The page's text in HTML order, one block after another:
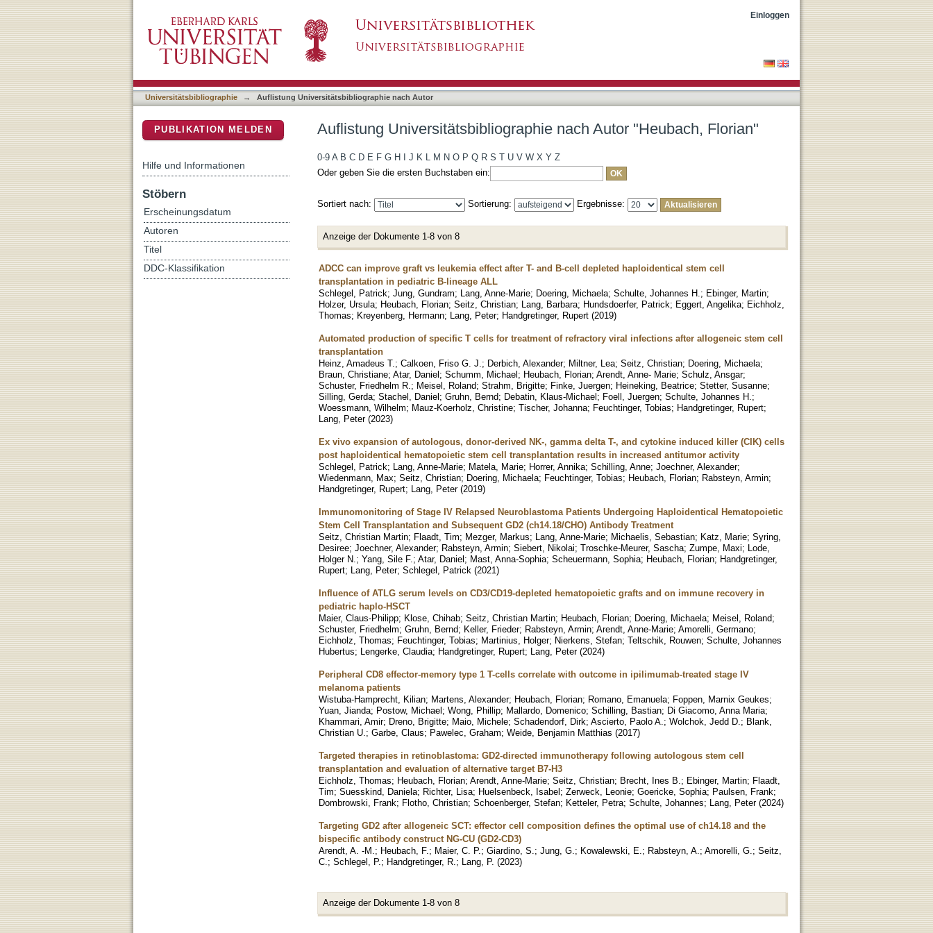
Einloggen
Universitätsbibliographie → Auflistung Universitätsbibliographie nach Autor
Auflistung Universitätsbibliographie nach Autor "Heubach, Florian"
0-9 A B C D E F G H J K L M N O P Q R S T U V W X Y Z
Oder geben Sie die ersten Buchstaben ein:
Sortiert nach: Sortierung: Ergebnisse:
Anzeige der Dokumente 1-8 von 8
ADCC can improve graft vs leukemia effect after T- and B-cell depleted haploidentical stem cell
transplantation in pediatric B-lineage ALL
Schlegel, Patrick; Jung, Gundram; Lang, Anne-Marie; Doering, Michaela; Schulte, Johannes H. ; Ebinger, Martin;
Holzer, Ursula; Heubach, Florian; Seitz, Christian; Lang, Barbara; Hundsdoerfer, Patrick; Eggert, Angelika; Eichholz,
Thomas; Kreyenberg, Hermann; Lang, Peter; Handgretinger, Rupert (2019)
Automated production of specific T cells for treatment of refractory viral infections after allogeneic stem cell
transplantation
Heinz, Amadeus T. ; Calkoen, Friso G. J. ; Derbich, Alexander; Miltner, Lea; Seitz, Christian; Doering, Michaela;
Braun, Christiane; Atar, Daniel; Schumm, Michael; Heubach, Florian; Arendt, Anne- Marie; Schulz, Ansgar;
Schuster, Friedhelm R. ; Meisel, Roland; Strahm, Brigitte; Finke, Juergen; Heineking, Beatrice; Stetter, Susanne;
Silling, Gerda; Stachel, Daniel; Gruhn, Bernd; Debatin, Klaus-Michael; Foell, Juergen; Schulte, Johannes H. ;
Woessmann, Wilhelm; Mauz-Koerholz, Christine; Tischer, Johanna; Feuchtinger, Tobias; Handgretinger, Rupert;
Lang, Peter (2023)
Ex vivo expansion of autologous, donor-derived NK-, gamma delta T-, and cytokine induced killer (CIK) cells
post haploidentical hematopoietic stem cell transplantation results in increased antitumor activity
Schlegel, Patrick; Lang, Anne-Marie; Matela, Marie; Horrer, Annika; Schilling, Anne; Joechner, Alexander;
Wiedenmann, Max; Seitz, Christian; Doering, Michaela; Feuchtinger, Tobias; Heubach, Florian; Rabsteyn, Armin;
Handgretinger, Rupert; Lang, Peter (2019)
Immunomonitoring of Stage IV Relapsed Neuroblastoma Patients Undergoing Haploidentical Hematopoietic
Stem Cell Transplantation and Subsequent GD2 (ch14.18/CHO) Antibody Treatment
Seitz, Christian Martin; Flaadt, Tim; Mezger, Markus; Lang, Anne-Marie; Michaelis, Sebastian; Katz, Marie; Syring,
Desiree; Joechner, Alexander; Rabsteyn, Armin; Siebert, Nikolai; Troschke-Meurer, Sascha; Zumpe, Maxi; Lode,
Holger N. ; Yang, Sile F. ; Atar, Daniel; Mast, Anna-Sophia; Scheuermann, Sophia; Heubach, Florian; Handgretinger,
Rupert; Lang, Peter; Schlegel, Patrick (2021)
Influence of ATLG serum levels on CD3/CD19-depleted hematopoietic grafts and on immune recovery in
pediatric haplo-HSCT
Maier, Claus-Philipp; Klose, Chihab; Seitz, Christian Martin; Heubach, Florian; Doering, Michaela; Meisel, Roland;
Schuster, Friedhelm; Gruhn, Bernd; Keller, Frieder; Rabsteyn, Armin; Arendt, Anne-Marie; Amorelli, Germano;
Eichholz, Thomas; Feuchtinger, Tobias; Martinius, Holger; Nierkens, Stefan; Teltschik, Rouwen; Schulte, Johannes
Hubertus; Lengerke, Claudia; Handgretinger, Rupert; Lang, Peter (2024)
Peripheral CD8 effector-memory type 1 T-cells correlate with outcome in ipilimumab-treated stage IV
melanoma patients
Wistuba-Hamprecht, Kilian; Martens, Alexander; Heubach, Florian; Romano, Emanuela; Foppen, Marnix Geukes;
Yuan, Jianda; Postow, Michael; Wong, Phillip; Mallardo, Domenico; Schilling, Bastian; Di Giacomo, Anna Maria;
Khammari, Amir; Dreno, Brigitte; Maio, Michele; Schadendorf, Dirk; Ascierto, Paolo A. ; Wolchok, Jedd D. ; Blank,
Christian U. ; Garbe, Claus; Pawelec, Graham; Weide, Benjamin Matthias (2017)
Targeted therapies in retinoblastoma: GD2-directed immunotherapy following autologous stem cell
transplantation and evaluation of alternative target B7-H3
Eichholz, Thomas; Heubach, Florian; Arendt, Anne-Marie; Seitz, Christian; Brecht, Ines B. ; Ebinger, Martin; Flaadt,
Tim; Suesskind, Daniela; Richter, Lisa; Huelsenbeck, Isabel; Zerweck, Leonie; Goericke, Sophia; Paulsen, Frank;
Dombrowski, Frank; Flotho, Christian; Schoenberger, Stefan; Ketteler, Petra; Schulte, Johannes; Lang, Peter (2024)
Targeting GD2 after allogeneic SCT: effector cell composition defines the optimal use of ch14.18 and the
bispecific antibody construct NG-CU (GD2-CD3)
Arendt, A. -M. ; Heubach, F. ; Maier, C. P. ; Giardino, S. ; Jung, G. ; Kowalewski, E. ; Rabsteyn, A. ; Amorelli, G. ; Seitz,
C. ; Schlegel, P. ; Handgretinger, R. ; Lang, P. (2023)
Anzeige der Dokumente 1-8 von 8
PUBLIKATION MELDEN
Hilfe und Informationen
Stöbern
Erscheinungsdatum
Autoren
Titel
DDC-Klassifikation